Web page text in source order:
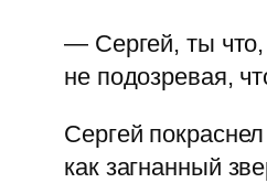
— Сергей, ты
не подозревая,
Сергей
как загнанный